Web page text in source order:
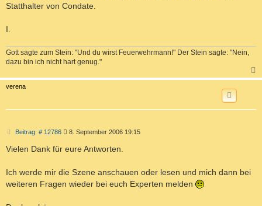
r
Statthalter von Condate.
I.
Gott sagte zum Stein: "Und du wirst Feuerwehrmann!" Der Stein sagte: "Nein,
dazu bin ich nicht hart genug."
a
verena
Beitrag: # 12786B
i
t
a
g
8. September 2006 19:15
Vielen Dank für eure Antworten.
Ich werde mir die Szene anschauen oder lesen und mich dann bei
weiteren Fragen wieder bei euch Experten melden